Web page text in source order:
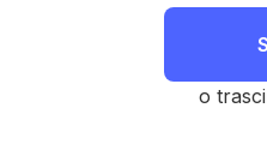
o